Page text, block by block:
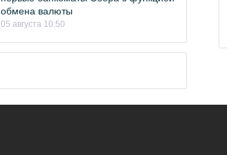
обмена валюты
05 августа 10:50